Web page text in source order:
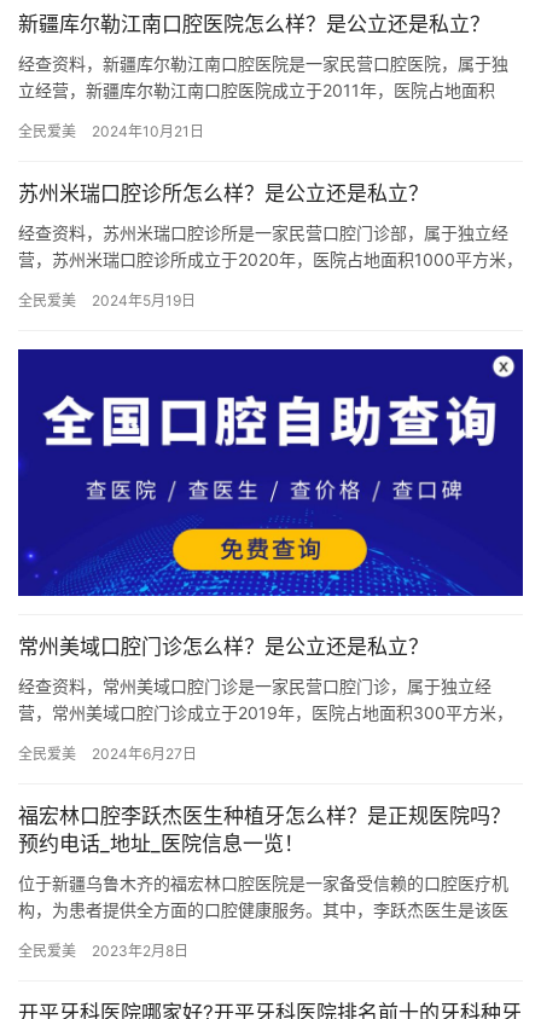
新疆库尔勒江南口腔医院怎么样？是公立还是私立？
经查资料，新疆库尔勒江南口腔医院是一家民营口腔医院，属于独
立经营，新疆库尔勒江南口腔医院成立于2011年，医院占地面积
种…
全民爱美 2024年10月21日
苏州米瑞口腔诊所怎么样？是公立还是私立？
经查资料，苏州米瑞口腔诊所是一家民营口腔门诊部，属于独立经
营，苏州米瑞口腔诊所成立于2020年，医院占地面积1000平方米，
全民爱美 2024年5月19日
常州美域口腔门诊怎么样？是公立还是私立？
经查资料，常州美域口腔门诊是一家民营口腔门诊，属于独立经
营，常州美域口腔门诊成立于2019年，医院占地面积300平方米，
牙、…
全民爱美 2024年6月27日
福宏林口腔李跃杰医生种植牙怎么样？是正规医院吗？
预约电话_地址_医院信息一览！
位于新疆乌鲁木齐的福宏林口腔医院是一家备受信赖的口腔医疗机
构，为患者提供全方面的口腔健康服务。其中，李跃杰医生是该医
赖和好…
全民爱美 2023年2月8日
开平牙科医院哪家好?开平牙科医院排名前十的牙科种牙